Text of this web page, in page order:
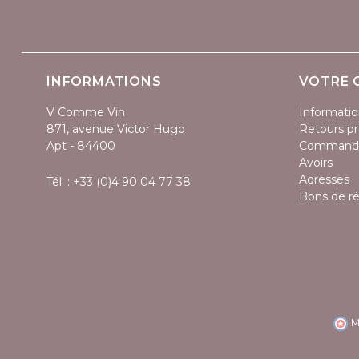
INFORMATIONS
V Comme Vin
871, avenue Victor Hugo
Apt - 84400
Tél. : +33 (0)4 90 04 77 38
VOTRE
Retours
Avoirs
Adresses
Bons de